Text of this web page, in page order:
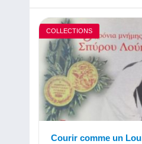
COLLECTIONS
Courir comme un